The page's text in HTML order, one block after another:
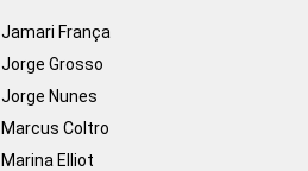
Jamari França
Jorge Grosso
Jorge Nunes
Marcus Coltro
Marina Elliot